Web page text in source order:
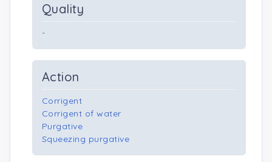
Quality
-
Action
Corrigent
Corrigent of water
Purgative
Squeezing purgative